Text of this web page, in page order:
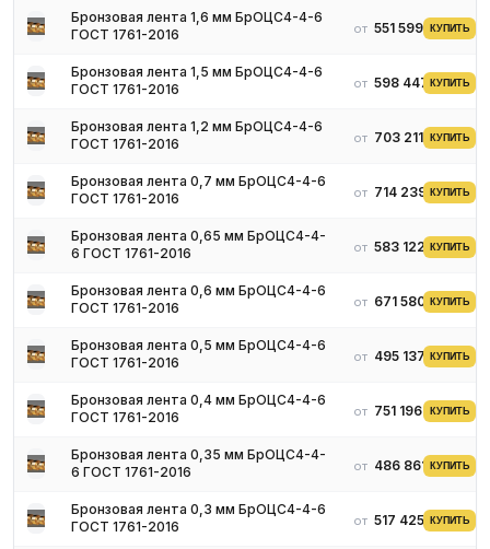
Разновидности лент из бронзы
Бериллиевая (БрБНТ1,9, БрБ2)согласно ГОСТ 1789-70 –
мягкий (закаленный) или твердый (холоднодеформированный
пружинными свойствами и удовлетворительными показателями
сопротивлению ползучести. В его составе содержится от 96,9
до 98,0% меди, 1,8-2,1% бериллия, 0,2-0,5% никеля и до 0,5%
примесей. Производство сплава заключается в закалке при
350°C).
условия описаны в ГОСТ 1789-70. Химическим состав
металлопроката соответствует ГОСТ 5017-74: содержание
Проявляет высокую стойкость к износу, коррозии, трению, что
токопроводящих пружин, подшипников, втулок.
хрома от 0,4 до 1%, цинка 0,03-0,08% и других примесей.
Обладает жаропрочностью, износостойкостью, коррозийной
основе сплава используется для производства деталей в
Бронзовая лента 1,6 мм БрОЦС4-4-6
ГОСТ 1761-2016
от 551 599 ₽КУПИТЬ
Бронзовая лента 1,5 мм БрОЦС4-4-6
ГОСТ 1761-2016
от 598 447 ₽КУПИТЬ
Бронзовая лента 1,2 мм БрОЦС4-4-6
ГОСТ 1761-2016
от 703 211 ₽КУПИТЬ
Бронзовая лента 0,7 мм БрОЦС4-4-6
ГОСТ 1761-2016
от 714 239 ₽КУПИТЬ
Бронзовая лента 0,65 мм БрОЦС4-4-
6 ГОСТ 1761-2016
от 583 122 ₽КУПИТЬ
Бронзовая лента 0,6 мм БрОЦС4-4-6
ГОСТ 1761-2016
от 671 580 ₽КУПИТЬ
Бронзовая лента 0,5 мм БрОЦС4-4-6
ГОСТ 1761-2016
от 495 137 ₽КУПИТЬ
Бронзовая лента 0,4 мм БрОЦС4-4-6
ГОСТ 1761-2016
от 751 196 ₽КУПИТЬ
Бронзовая лента 0,35 мм БрОЦС4-4-
6 ГОСТ 1761-2016
от 486 861 ₽КУПИТЬ
Бронзовая лента 0,3 мм БрОЦС4-4-6
ГОСТ 1761-2016
от 517 425 ₽КУПИТЬ